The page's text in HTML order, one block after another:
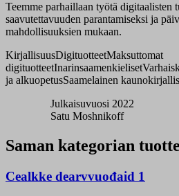
Teemme parhaillaan työtä digitaalisten
saavutettavuuden parantamiseksi ja
mahdollisuuksien mukaan.
KirjallisuusDigituotteetMaksuttomat
digituotteetInarinsaamenkieliset
ja alkuopetusSaamelainen
Julkaisuvuosi 2022
Satu Moshnikoff
Saman kategorian
Cealkke dearvvuođaid 1